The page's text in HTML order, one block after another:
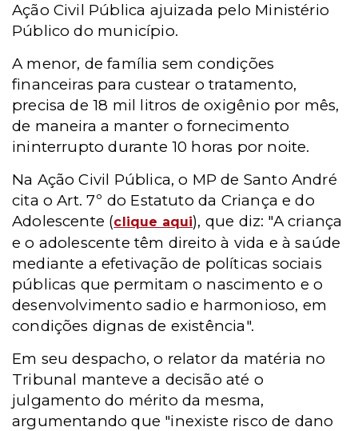
Ação Civil Pública ajuizada pelo Ministério
Público do município.
A menor, de família sem condições
financeiras para custear o tratamento,
precisa de 18 mil litros de oxigênio por mês,
de maneira a manter o fornecimento
ininterrupto durante 10 horas por noite.
Na Ação Civil Pública, o MP de Santo André
cita o Art. 7º do Estatuto da Criança e do
Adolescente (clique aqui), que diz: "A criança
e o adolescente têm direito à vida e à saúde
mediante a efetivação de políticas sociais
públicas que permitam o nascimento e o
desenvolvimento sadio e harmonioso, em
condições dignas de existência".
Em seu despacho, o relator da matéria no
Tribunal manteve a decisão até o
julgamento do mérito da mesma,
argumentando que "inexiste risco de dano